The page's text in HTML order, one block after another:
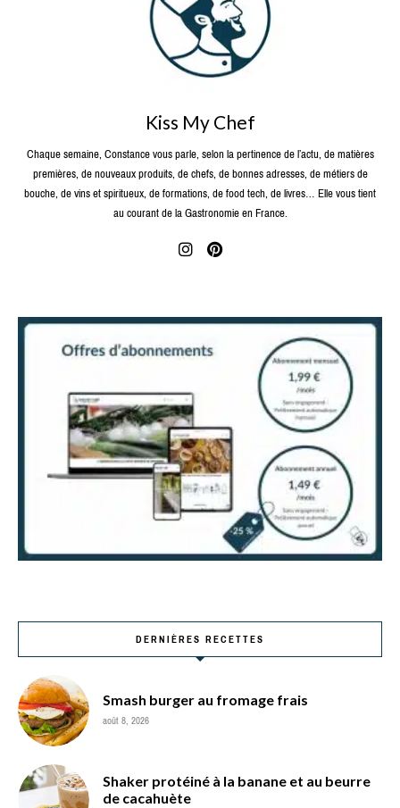
Kiss My Chef
Chaque semaine, Constance vous parle, selon la pertinence de l’actu, de matières
premières, de nouveaux produits, de chefs, de bonnes adresses, de métiers de
bouche, de vins et spiritueux, de formations, de food tech, de livres… Elle vous tient
au courant de la Gastronomie en France.
DERNIÈRES RECETTES
Smash burger au fromage frais
août 8, 2026
Shaker protéiné à la banane et au beurre
de cacahuète